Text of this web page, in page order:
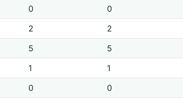
0 0
2 2
5 5
1 1
0 0